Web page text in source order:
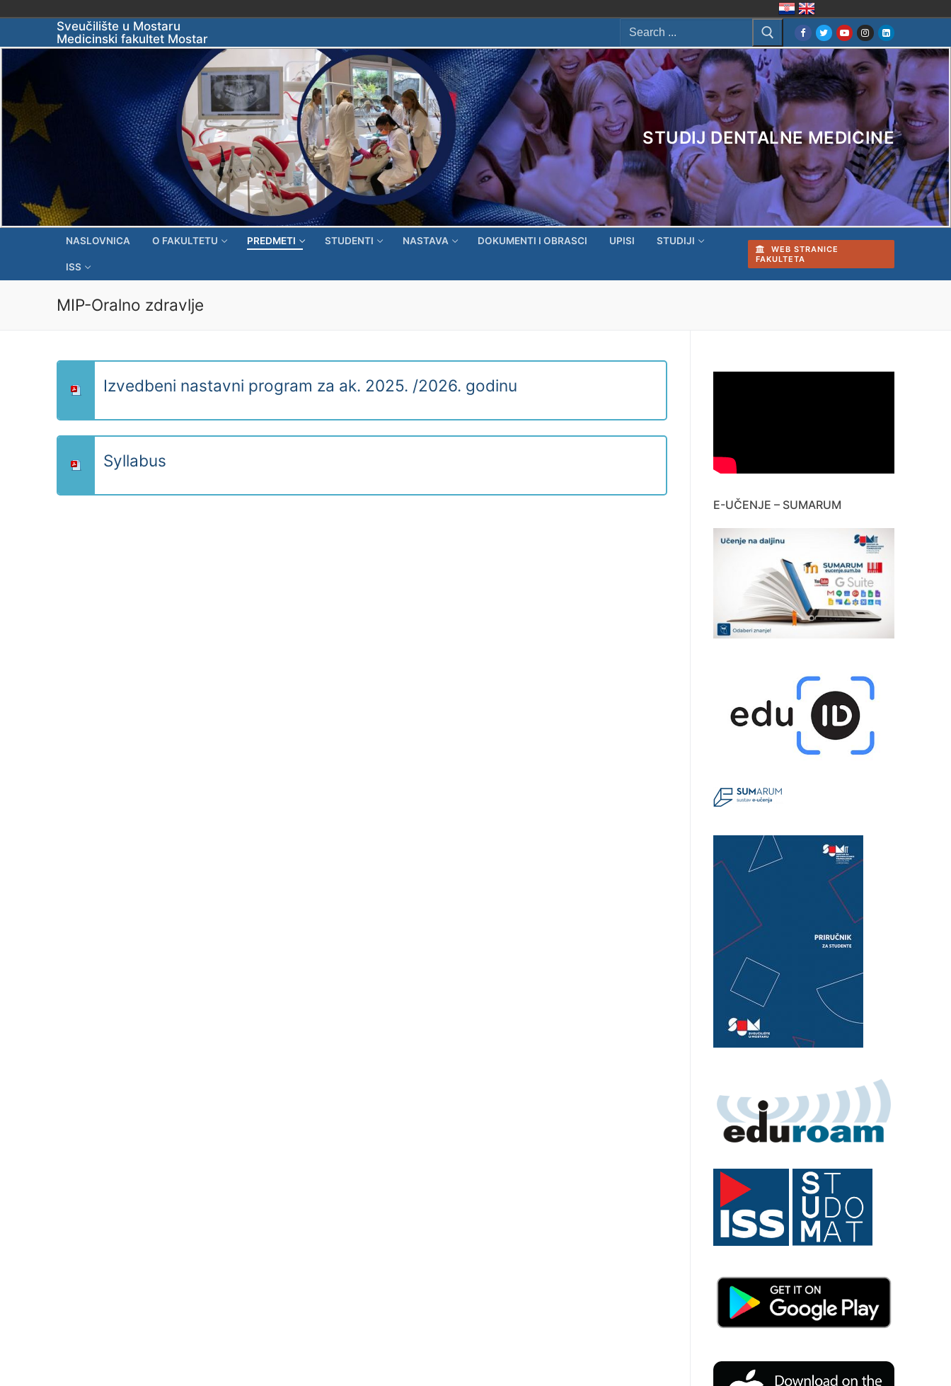
to
content
Sveučilište u Mostaru
Medicinski fakultet Mostar
Search
for:
STUDIJ DENTALNE MEDICINE
NASLOVNICA O FAKULTETU PREDMETI STUDENTI NASTAVA DOKUMENTI I OBRASCI UPISI STUDIJI
ISS
WEB STRANICE
FAKULTETA
MIP-Oralno zdravlje
Izvedbeni nastavni program za ak. 2025. /2026. godinu
Syllabus
E-UČENJE – SUMARUM